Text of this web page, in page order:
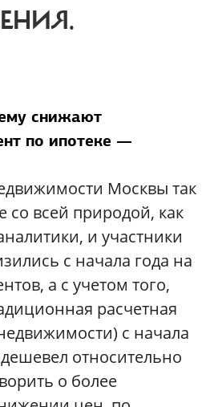
снижают
по ипотеке —
Москвы так
со всей природой, как
и участники
с начала года на
а с учетом того,
расчетная
с начала
относительно
о более